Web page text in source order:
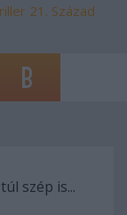
21. Század
szép is...